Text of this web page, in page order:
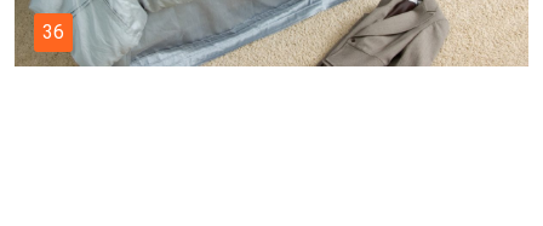
36